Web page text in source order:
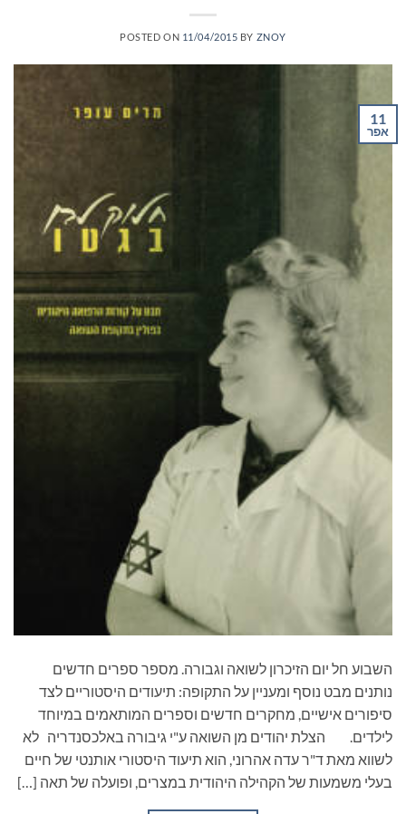
POSTED ON 11/04/2015 BY ZNOY
11
אפר
השבוע חל יום הזיכרון לשואה וגבורה. מספר ספרים חדשים
נותנים מבט נוסף ומעניין על התקופה: תיעודים היסטוריים לצד
סיפורים אישיים, מחקרים חדשים וספרים המותאמים במיוחד
לילדים. הצלת יהודים מן השואה ע"י גיבורה באלכסנדריה לא
לשווא מאת ד"ר עדה אהרוני, הוא תיעוד היסטורי אותנטי של חיים
בעלי משמעות של הקהילה היהודית במצרים, ופועלה של תאה […]